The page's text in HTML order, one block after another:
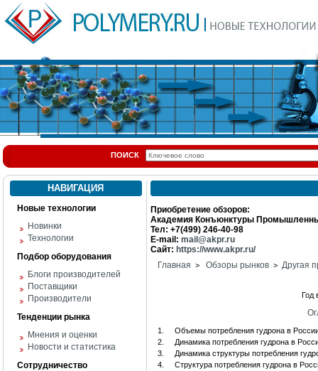
ПОИСК
НАВИГАЦИЯ
Новые технологии
Новинки
Технологии
Подбор оборудования
Блоги производителей
Поставщики
Производители
Тенденции рынка
Мнения и оценки
Новости и статистика
Сотрудничество
Приобретение обзоров:
Академия Конъюнктуры
Тел: +7(499) 246-40-98
E-mail: mail@akpr.ru
Сайт: https://www.akpr.ru/
Главная > Обзоры рынков > Другая
Год
1.
Объемы потребления гудрона в России
2.
Динамика потребления гудрона в
3.
Динамика структуры потребления
4.
Структура потребления гудрона в